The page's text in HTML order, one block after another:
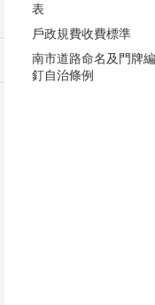
表
戶政規費收費標準
南市道路命名及門牌編
釘自治條例